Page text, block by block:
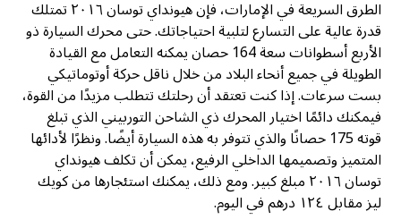
الطرق السريعة في الإمارات، فإن هيونداي توسان ٢٠١٦ تمتلك
قدرة عالية على التسارع لتلبية احتياجاتك. حتى محرك السيارة ذو
الأربع أسطوانات سعة 164 حصان يمكنه التعامل مع القيادة
الطويلة في جميع أنحاء البلاد من خلال ناقل حركة أوتوماتيكي
بست سرعات. إذا كنت تعتقد أن رحلتك تتطلب مزيدًا من القوة،
فيمكنك دائمًا اختيار المحرك ذي الشاحن التوربيني الذي تبلغ
قوته 175 حصانًا والذي تتوفر به هذه السيارة أيضًا. ونظرًا لأدائها
المتميز وتصميمها الداخلي الرفيع، يمكن أن تكلف هيونداي
توسان ٢٠١٦ مبلغ كبير. ومع ذلك، يمكنك استئجارها من كويك
ليز مقابل ١٢٤ درهم في اليوم.